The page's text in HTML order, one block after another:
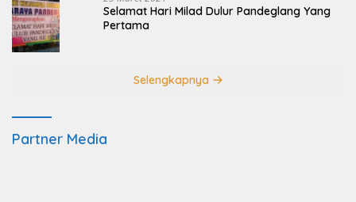
Selamat Hari Milad Dulur Pandeglang Yang
Pertama
Selengkapnya
Partner Media